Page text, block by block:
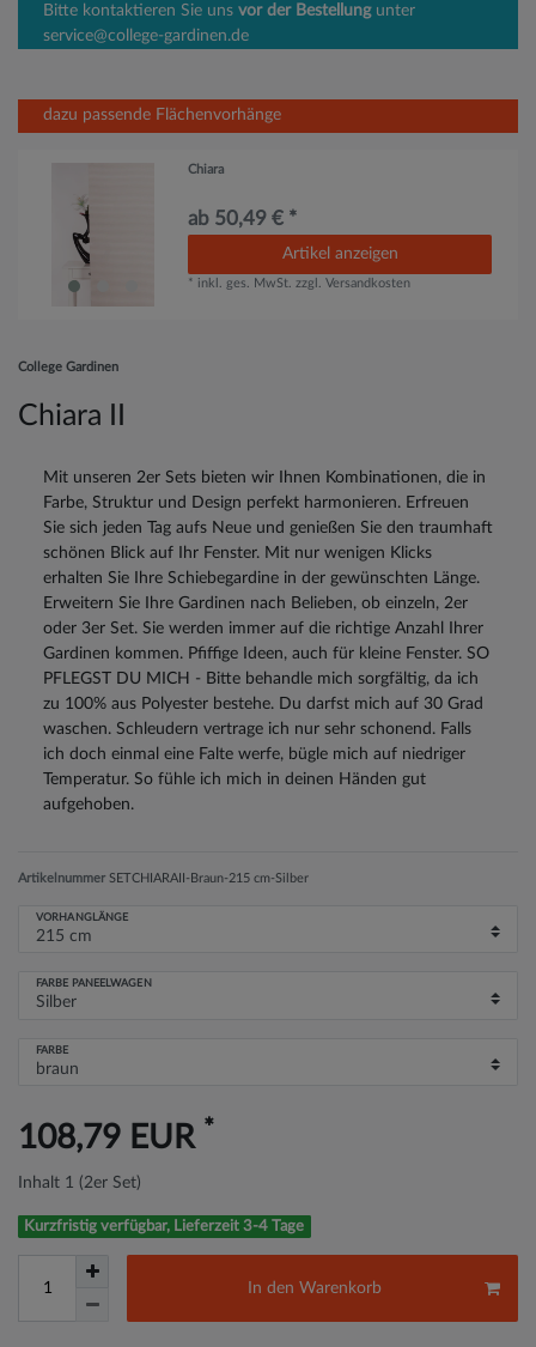
Bitte kontaktieren Sie uns vor der Bestellungunter
service@college-gardinen.de
dazu passende Flächenvorhänge
Chiara
ab 50,49 € *
Artikel anzeigen
* inkl. ges. MwSt. zzgl.Versandkosten
College Gardinen
Chiara II
Mit unseren 2er Sets bieten wir Ihnen Kombinationen, die in
Farbe, Struktur und Design perfekt harmonieren. Erfreuen
Sie sich jeden Tag aufs Neue und genießen Sie den traumhaft
schönen Blick auf Ihr Fenster. Mit nur wenigen Klicks
erhalten Sie Ihre Schiebegardine in der gewünschten Länge.
Erweitern Sie Ihre Gardinen nach Belieben, ob einzeln, 2er
oder 3er Set. Sie werden immer auf die richtige Anzahl Ihrer
Gardinen kommen. Pfiffige Ideen, auch für kleine Fenster. SO
PFLEGST DU MICH - Bitte behandle mich sorgfältig, da ich
zu 100% aus Polyester bestehe. Du darfst mich auf 30 Grad
waschen. Schleudern vertrage ich nur sehr schonend. Falls
ich doch einmal eine Falte werfe, bügle mich auf niedriger
Temperatur. So fühle ich mich in deinen Händen gut
aufgehoben.
Artikelnummer SETCHIARAII-Braun-215 cm-Silber
VORHANGLÄNGE
FARBE PANEELWAGEN
FARBE
108,79 EUR *
Inhalt 1 (2er Set)
Kurzfristig verfügbar, Lieferzeit 3-4 Tage
In den Warenkorb